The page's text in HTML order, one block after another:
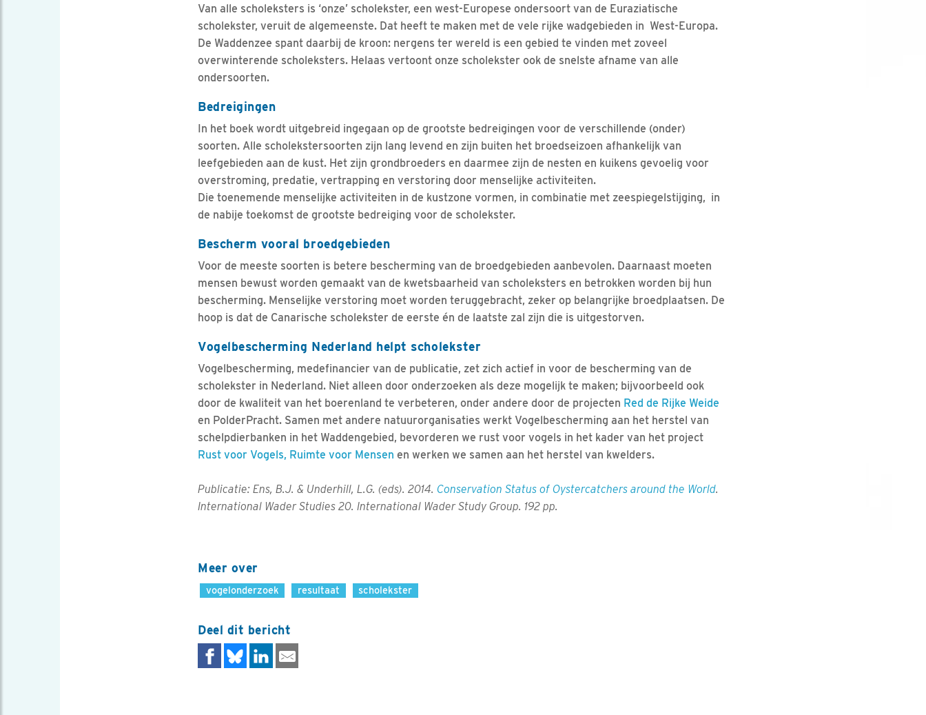
Van alle scholeksters is ‘onze’ scholekster, een west-Europese ondersoort van de Euraziatische
scholekster, veruit de algemeenste. Dat heeft te maken met de vele rijke wadgebieden in West-Europa.
De Waddenzee spant daarbij de kroon: nergens ter wereld is een gebied te vinden met zoveel
overwinterende scholeksters. Helaas vertoont onze scholekster ook de snelste afname van alle
ondersoorten.
Bedreigingen
In het boek wordt uitgebreid ingegaan op de grootste bedreigingen voor de verschillende (onder)
soorten. Alle scholekstersoorten zijn lang levend en zijn buiten het broedseizoen afhankelijk van
leefgebieden aan de kust. Het zijn grondbroeders en daarmee zijn de nesten en kuikens gevoelig voor
overstroming, predatie, vertrapping en verstoring door menselijke activiteiten.
Die toenemende menselijke activiteiten in de kustzone vormen, in combinatie met zeespiegelstijging, in
de nabije toekomst de grootste bedreiging voor de scholekster.
Bescherm vooral broedgebieden
Voor de meeste soorten is betere bescherming van de broedgebieden aanbevolen. Daarnaast moeten
mensen bewust worden gemaakt van de kwetsbaarheid van scholeksters en betrokken worden bij hun
bescherming. Menselijke verstoring moet worden teruggebracht, zeker op belangrijke broedplaatsen. De
hoop is dat de Canarische scholekster de eerste én de laatste zal zijn die is uitgestorven.
Vogelbescherming Nederland helpt scholekster
Vogelbescherming, medefinancier van de publicatie, zet zich actief in voor de bescherming van de
scholekster in Nederland. Niet alleen door onderzoeken als deze mogelijk te maken; bijvoorbeeld ook
door de kwaliteit van het boerenland te verbeteren, onder andere door de projecten Red de Rijke Weide
en PolderPracht. Samen met andere natuurorganisaties werkt Vogelbescherming aan het herstel van
schelpdierbanken in het Waddengebied, bevorderen we rust voor vogels in het kader van het project
Rust voor Vogels, Ruimte voor Mensen en werken we samen aan het herstel van kwelders.
Publicatie: Ens, B.J. & Underhill, L.G. (eds). 2014. Conservation Status of Oystercatchers around the World.
International Wader Studies 20. International Wader Study Group. 192 pp.
Meer over
vogelonderzoek resultaat scholekster
Deel dit bericht